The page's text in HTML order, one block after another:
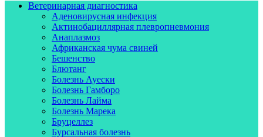
Ветеринарная диагностика
Аденовирусная инфекция
Актинобациллярная плевропневмония
Анаплазмоз
Африканская чума свиней
Бешенство
Блютанг
Болезнь Ауески
Болезнь Гамборо
Болезнь Лайма
Болезнь Марека
Бруцеллез
Бурсальная болезнь